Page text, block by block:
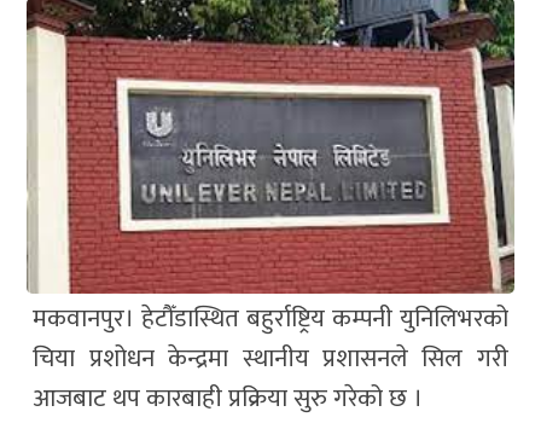
प्रबास
युनिकोड
मकवानपुर। हेटौँडास्थित बहुर्राष्ट्रिय कम्पनी युनिलिभरको
चिया प्रशोधन केन्द्रमा स्थानीय प्रशासनले सिल गरी
आजबाट थप कारबाही प्रक्रिया सुरु गरेको छ ।